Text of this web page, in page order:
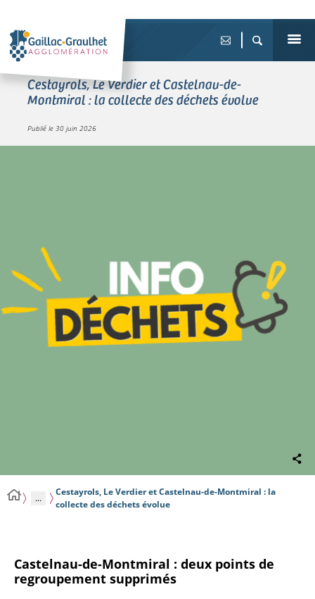
Cestayrols, Le Verdier et Castelnau-de-
Montmiral : la collecte des déchets évolue
Publié le 30 juin 2026
...
Cestayrols, Le Verdier et Castelnau-de-Montmiral : la
collecte des déchets évolue
Castelnau-de-Montmiral : deux points de
regroupement supprimés